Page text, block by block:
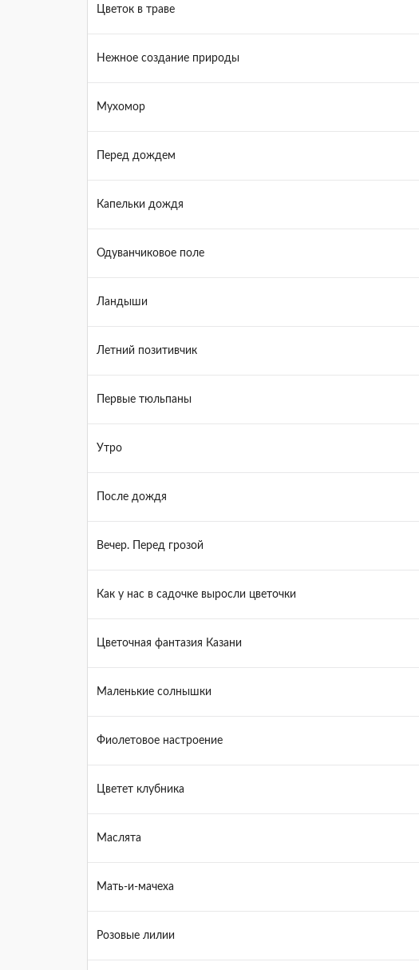
Цветок в траве
Нежное создание природы
Мухомор
Перед дождем
Капельки дождя
Одуванчиковое поле
Ландыши
Летний позитивчик
Первые тюльпаны
Утро
После дождя
Вечер. Перед грозой
Как у нас в садочке выросли цветочки
Цветочная фантазия Казани
Маленькие солнышки
Фиолетовое настроение
Цветет клубника
Маслята
Мать-и-мачеха
Розовые лилии